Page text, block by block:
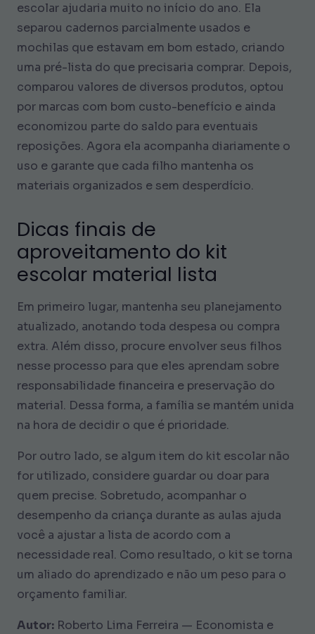
escolar ajudaria muito no início do ano. Ela
separou cadernos parcialmente usados e
mochilas que estavam em bom estado, criando
uma pré-lista do que precisaria comprar. Depois,
comparou valores de diversos produtos, optou
por marcas com bom custo-benefício e ainda
economizou parte do saldo para eventuais
reposições. Agora ela acompanha diariamente o
uso e garante que cada filho mantenha os
materiais organizados e sem desperdício.
Dicas finais de
aproveitamento do kit
escolar material lista
Em primeiro lugar, mantenha seu planejamento
atualizado, anotando toda despesa ou compra
extra. Além disso, procure envolver seus filhos
nesse processo para que eles aprendam sobre
responsabilidade financeira e preservação do
material. Dessa forma, a família se mantém unida
na hora de decidir o que é prioridade.
Por outro lado, se algum item do kit escolar não
for utilizado, considere guardar ou doar para
quem precise. Sobretudo, acompanhar o
desempenho da criança durante as aulas ajuda
você a ajustar a lista de acordo com a
necessidade real. Como resultado, o kit se torna
um aliado do aprendizado e não um peso para o
orçamento familiar.
Autor: Roberto Lima Ferreira — Economista e